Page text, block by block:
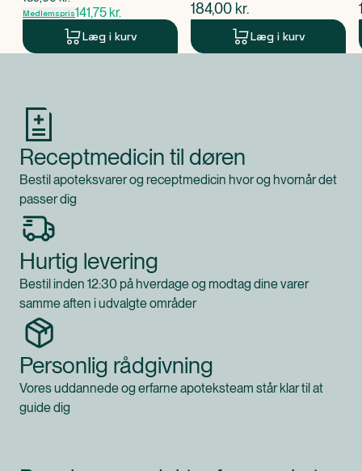
Medlemspris141,75 kr.
Læg i kurv
$nuværende pris
184,00 kr.
Læg i kurv
Receptmedicin til døren
Bestil apoteksvarer og receptmedicin hvor og hvornår det
passer dig
Hurtig levering
Bestil inden 12:30 på hverdage og modtag dine varer
samme aften i udvalgte områder
Personlig rådgivning
Vores uddannede og erfarne apoteksteam står klar til at
guide dig